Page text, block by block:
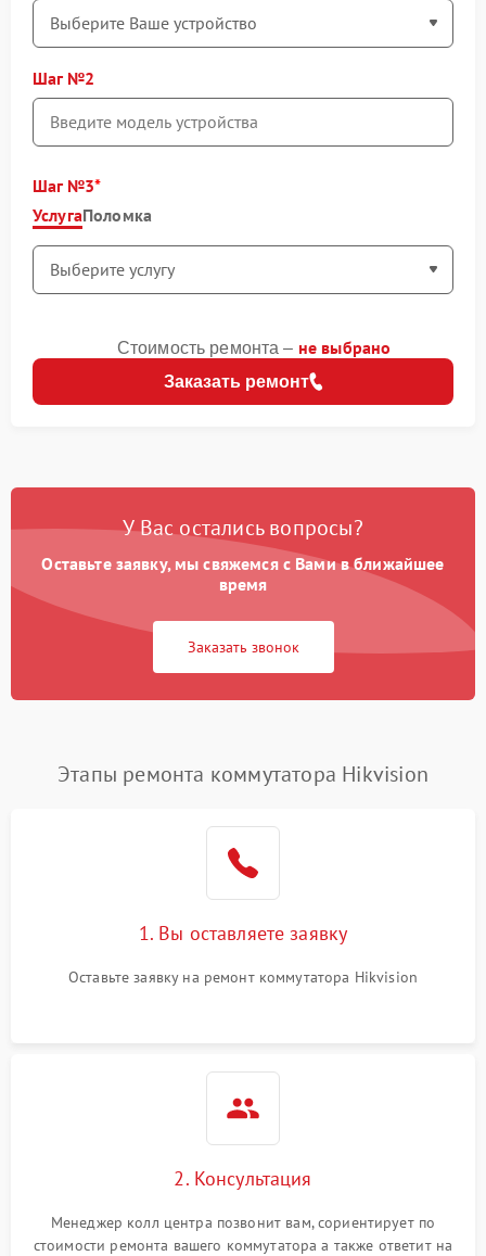
Шаг №2
Шаг №3
УслугаПоломка
Заказать ремонт
Стоимость ремонта – не выбрано
У Вас остались вопросы?
Оставьте заявку, мы свяжемся с Вами в ближайшее
время
Заказать звонок
Этапы ремонта коммутатора Hikvision
1. Вы оставляете заявку
Оставьте заявку на ремонт коммутатора Hikvision
2. Консультация
Менеджер колл центра позвонит вам, сориентирует по
стоимости ремонта вашего коммутатора а также ответит на